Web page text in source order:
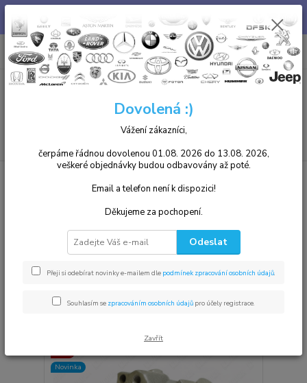
autoservisu jsme Vám k dispozici. Tel. 739 255 412 :)
CZK
+420 739255412
8.00 - 17.00
0ks
za0,00 Kč
Palivová soustava Peugeot,
čerpadlo, vstřik Peugeot
Novinka
Dovolená :)
Vážení zákazníci,
čerpáme řádnou dovolenou 01.08. 2026 do 13.08. 2026,
veškeré objednávky budou odbavovány až poté.
Email a telefon není k dispozici!
Děkujeme za pochopení.
Odeslat
Přeji si odebírat novinky e-mailem dle podmínek zpracování osobních údajů.
Souhlasím se zpracováním osobních údajů pro účely registrace.
Zavřít